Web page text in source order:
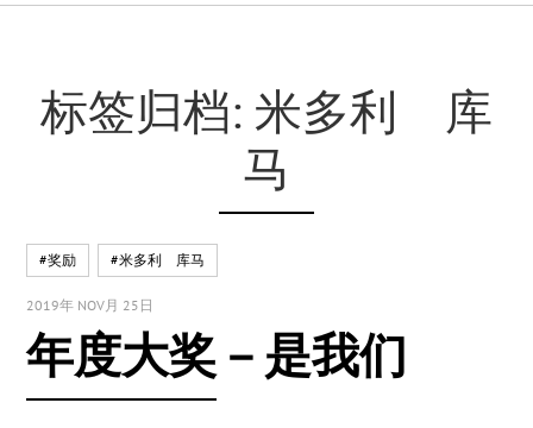
标签归档: 米多利 库
马
#奖励 #米多利 库马
2019年 NOV月 25日
年度大奖－是我们